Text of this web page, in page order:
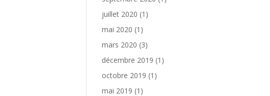
juillet 2020 (1)
mai 2020 (1)
mars 2020 (3)
décembre 2019 (1)
octobre 2019 (1)
mai 2019 (1)